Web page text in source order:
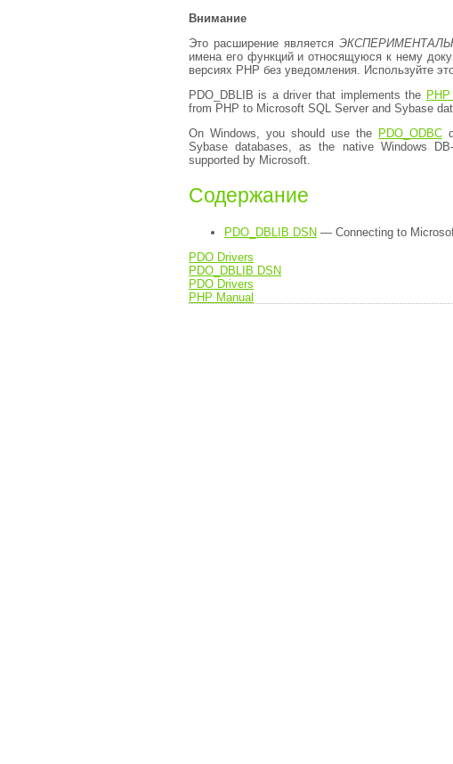
Внимание
Это расширение является
имена его функций и относящуюся к нему
версиях PHP без уведомления. Используйте
PDO_DBLIB is a driver that implements the
from PHP to Microsoft SQL Server and Sybase
On Windows, you should use the PDO_ODBC
Sybase databases, as the native Windows
supported by Microsoft.
Содержание
PDO_DBLIB DSN — Connecting to
PDO Drivers
PDO_DBLIB DSN
PDO Drivers
PHP Manual